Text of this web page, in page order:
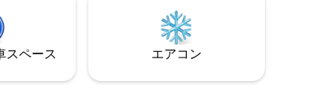
ス⁠ペ⁠ー⁠ス エアコン